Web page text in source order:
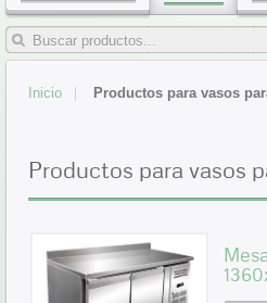
Inicio Productos para vasos
Productos para vasos